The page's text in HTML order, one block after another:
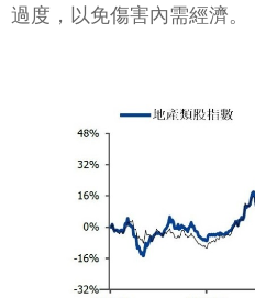
過度，以免傷害內需經濟。